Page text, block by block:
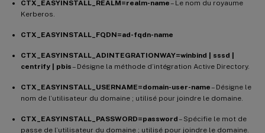
CTX_EASYINSTALL_REALM=realm-name– Le nom du royaume
Kerberos.
CTX_EASYINSTALL_FQDN=ad-fqdn-name
CTX_EASYINSTALL_ADINTEGRATIONWAY=winbind | sssd |
centrify | pbis– Désigne la méthode d’intégration Active Directory.
CTX_EASYINSTALL_USERNAME=domain-user-name– Désigne le
nom de l’utilisateur du domaine ; utilisé pour joindre le domaine.
CTX_EASYINSTALL_PASSWORD=password– Spécifie le mot de
passe de l’utilisateur du domaine ; utilisé pour joindre le domaine.